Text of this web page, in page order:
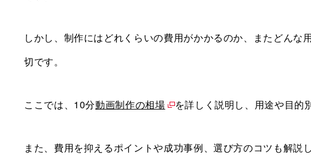
しかし、制作にはどれくらいの費用がかかるのか、またどんな
切です。
ここでは、10分動画制作の相場 を詳しく説明し、用途や目的
また、費用を抑えるポイントや成功事例、選び方のコツも解説し